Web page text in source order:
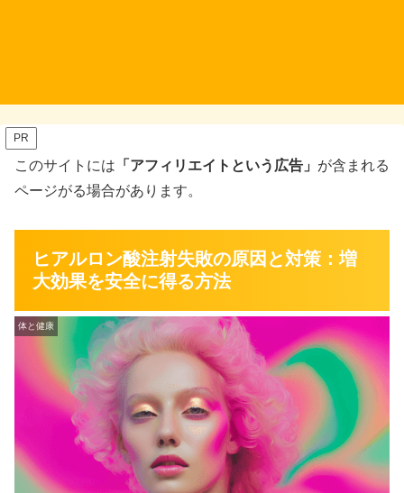
PR
このサイトには 「アフィリエイトという広告」 が含まれる
ページがる場合があります。
ヒアルロン酸注射失敗の原因と対策：増
大効果を安全に得る方法
体と健康